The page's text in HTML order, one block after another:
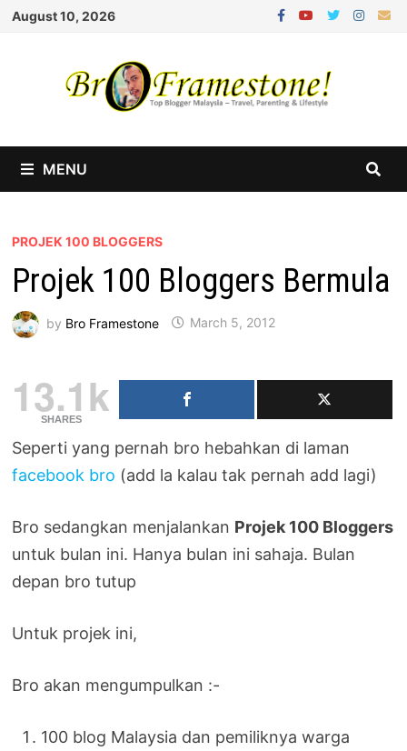
Skip
August 10, 2026
MENU
PROJEK 100 BLOGGERS
Projek 100 Bloggers Bermula
by Bro Framestone March 5, 2012
13.1k
SHARES
Seperti yang pernah bro hebahkan di laman
facebook bro (add la kalau tak pernah add lagi)
Bro sedangkan menjalankan Projek 100 Bloggers
untuk bulan ini. Hanya bulan ini sahaja. Bulan
depan bro tutup
Untuk projek ini,
Bro akan mengumpulkan :-
100 blog Malaysia dan pemiliknya warga